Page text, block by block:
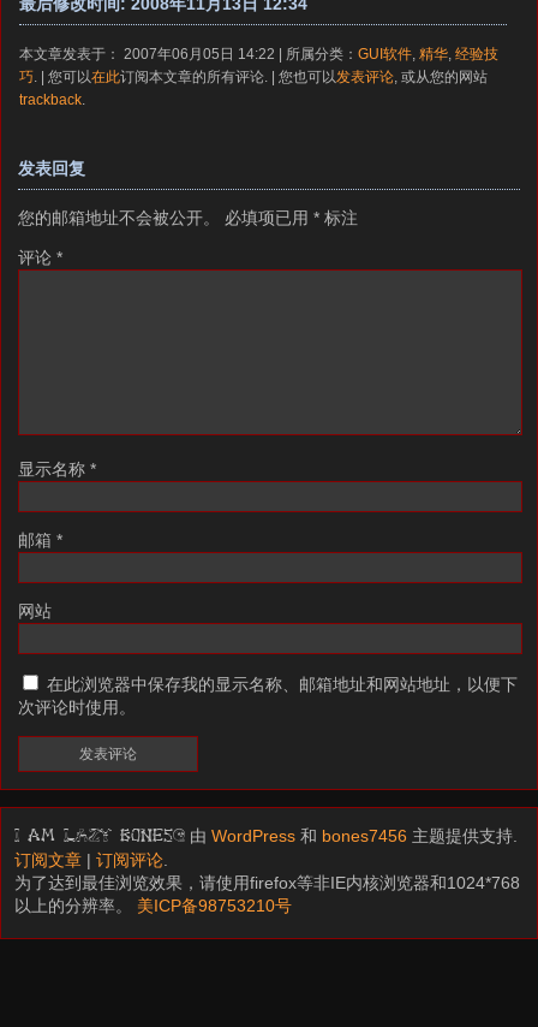
本文章发表于： 2007年06月05日 14:22 | 所属分类：GUI软件 ,精华 ,经验技
巧 . | 您可以在此订阅本文章的所有评论. | 您也可以 发表评论 , 或从您的网站
trackback
发表回复
您的邮箱地址不会被公开。 必填项已用 * 标注
评论 *
显示名称 *
邮箱 *
网站
在此浏览器中保存我的显示名称、邮箱地址和网站地址，以便下
次评论时使用。
I am LAZY bones? 由WordPress 和 bones7456 主题提供支持.
订阅文章 |订阅评论
为了达到最佳浏览效果，请使用firefox等非IE内核浏览器和1024*768
以上的分辨率。 美ICP备98753210号